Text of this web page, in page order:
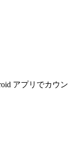
アプリでカウン